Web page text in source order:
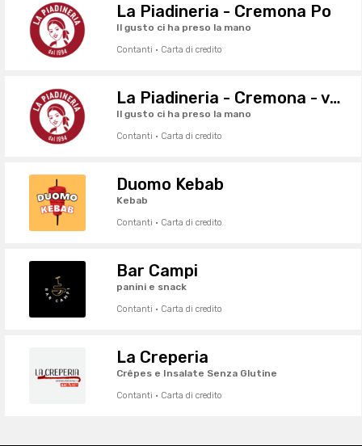
La Piadineria - Cremona Po
Il gusto ci ha preso la mano
Contanti · Carta di credito
La Piadineria - Cremona - via Ghinaglia
Il gusto ci ha preso la mano
Contanti · Carta di credito
Duomo Kebab
Kebab
Contanti · Carta di credito
Bar Campi
panini e snack
Contanti · Carta di credito
La Creperia
Crêpes e Insalate Senza Glutine
Contanti · Carta di credito